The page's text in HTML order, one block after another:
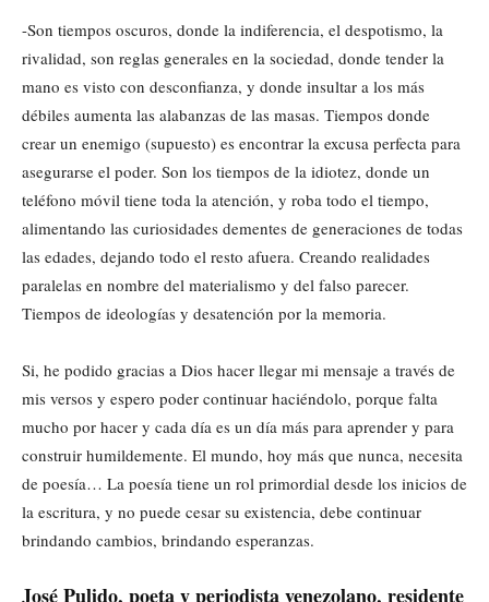
-Son tiempos oscuros, donde la indiferencia, el despotismo, la
rivalidad, son reglas generales en la sociedad, donde tender la
mano es visto con desconfianza, y donde insultar a los más
débiles aumenta las alabanzas de las masas. Tiempos donde
crear un enemigo (supuesto) es encontrar la excusa perfecta para
asegurarse el poder. Son los tiempos de la idiotez, donde un
teléfono móvil tiene toda la atención, y roba todo el tiempo,
alimentando las curiosidades dementes de generaciones de todas
las edades, dejando todo el resto afuera. Creando realidades
paralelas en nombre del materialismo y del falso parecer.
Tiempos de ideologías y desatención por la memoria.
Si, he podido gracias a Dios hacer llegar mi mensaje a través de
mis versos y espero poder continuar haciéndolo, porque falta
mucho por hacer y cada día es un día más para aprender y para
construir humildemente. El mundo, hoy más que nunca, necesita
de poesía… La poesía tiene un rol primordial desde los inicios de
la escritura, y no puede cesar su existencia, debe continuar
brindando cambios, brindando esperanzas.
José Pulido, poeta y periodista venezolano, residente